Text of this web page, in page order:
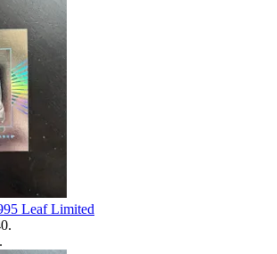
Leaf Limited
.
.